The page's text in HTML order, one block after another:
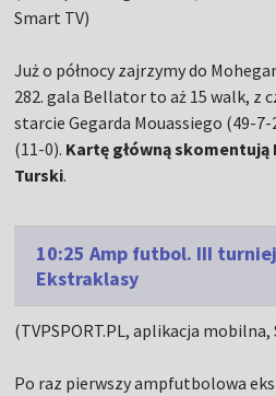
Smart TV)
Już o północy zajrzymy do
282. gala Bellator to aż 15 walk, z
starcie Gegarda Mouassiego (49-
(11-0). Kartę główną
Turski.
10:25 Amp futbol. III
Ekstraklasy
(TVPSPORT.PL, aplikacja mobilna,
Po raz pierwszy ampfutbolowa